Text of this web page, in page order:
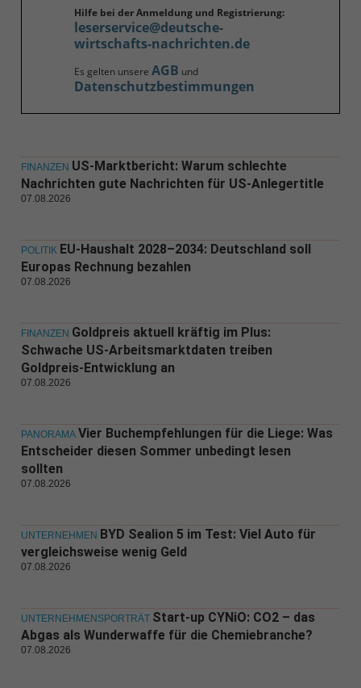
Hilfe bei der Anmeldung und Registrierung:
leserservice@deutsche-
wirtschafts-nachrichten.de
Es gelten unsere AGB und
Datenschutzbestimmungen
FINANZEN US-Marktbericht: Warum schlechte
Nachrichten gute Nachrichten für US-Anlegertitle
07.08.2026
POLITIK EU-Haushalt 2028–2034: Deutschland soll
Europas Rechnung bezahlen
07.08.2026
FINANZEN Goldpreis aktuell kräftig im Plus:
Schwache US-Arbeitsmarktdaten treiben
Goldpreis-Entwicklung an
07.08.2026
PANORAMA Vier Buchempfehlungen für die Liege: Was
Entscheider diesen Sommer unbedingt lesen
sollten
07.08.2026
UNTERNEHMEN BYD Sealion 5 im Test: Viel Auto für
vergleichsweise wenig Geld
07.08.2026
UNTERNEHMENSPORTRÄT Start-up CYNiO: CO2 – das
Abgas als Wunderwaffe für die Chemiebranche?
07.08.2026